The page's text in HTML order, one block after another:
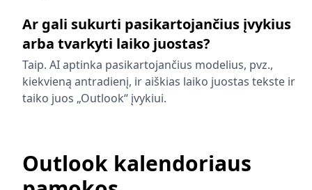
Ar gali sukurti pasikartojančius įvykius
arba tvarkyti laiko juostas?
Taip. AI aptinka pasikartojančius modelius, pvz.,
kiekvieną antradienį, ir aiškias laiko juostas tekste ir
taiko juos „Outlook“ įvykiui.
Outlook kalendoriaus